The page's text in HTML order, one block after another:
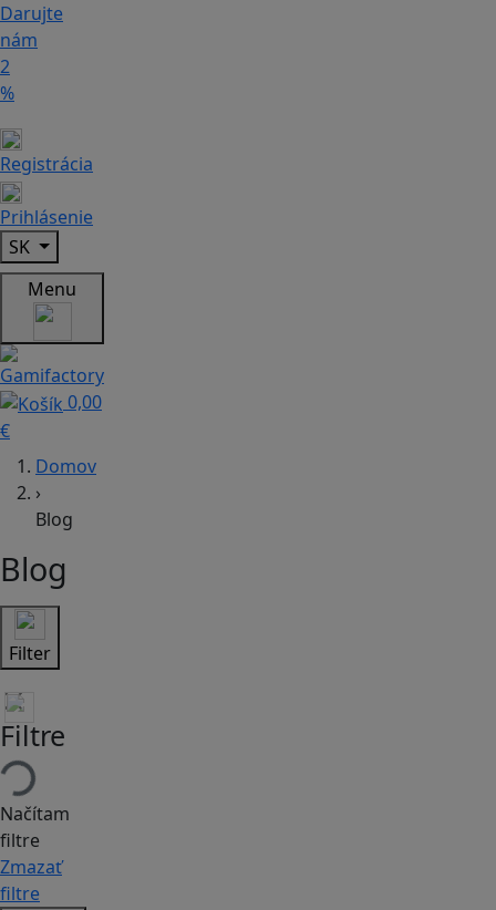
Darujte
nám
2
%
Registrácia
Prihlásenie
SK
Menu
0,00
€
Domov
›
Blog
Blog
Filter
Filtre
Načítam
filtre
Zmazať
filtre